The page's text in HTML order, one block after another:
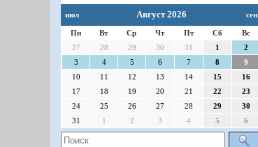
июл Август 2026 сен
Пн Вт Ср Чт Пт Сб
Вс
27
28 29 30 31 1
2
3
4 5 6 7 8
9
10
11 12 13 14 15
16
17
18 19 20 21 22
23
24
25 26 27 28 29
30
31
1 2 3 4 5 6